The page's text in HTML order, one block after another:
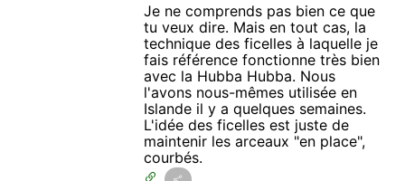
Je ne comprends pas bien ce que
tu veux dire. Mais en tout cas, la
technique des ficelles à laquelle je
fais référence fonctionne très bien
avec la Hubba Hubba. Nous
l'avons nous-mêmes utilisée en
Islande il y a quelques semaines.
L'idée des ficelles est juste de
maintenir les arceaux "en place",
courbés.